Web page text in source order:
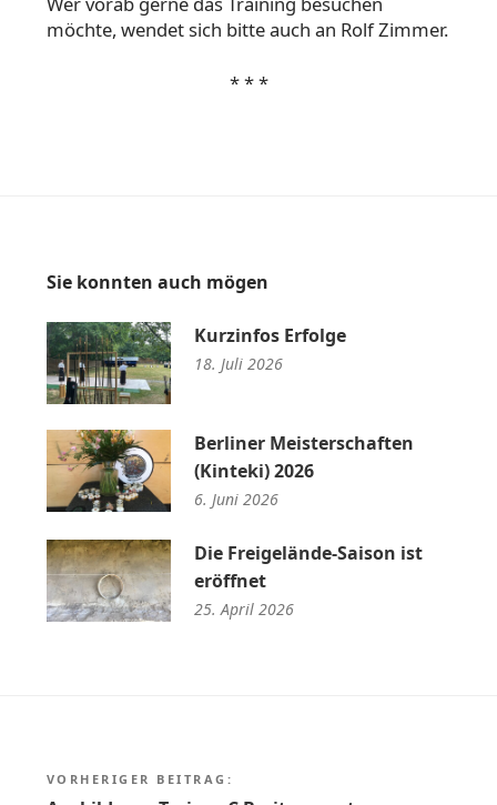
möchte, wendet sich bitte auch an Rolf Zimmer.
* * *
Sie konnten auch mögen
Kurzinfos Erfolge
18. Juli 2026
Berliner Meisterschaften
(Kinteki) 2026
6. Juni 2026
Die Freigelände-Saison ist
eröffnet
25. April 2026
Beitragsnavigation
VORHERIGER BEITRAG: